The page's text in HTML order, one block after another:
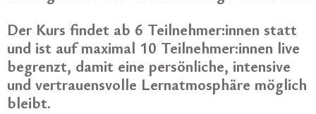
Der Kurs findet ab 6 Teilnehmer:innen statt
und ist auf maximal 10 Teilnehmer:innen live
begrenzt, damit eine persönliche, intensive
und vertrauensvolle Lernatmosphäre möglich
bleibt.